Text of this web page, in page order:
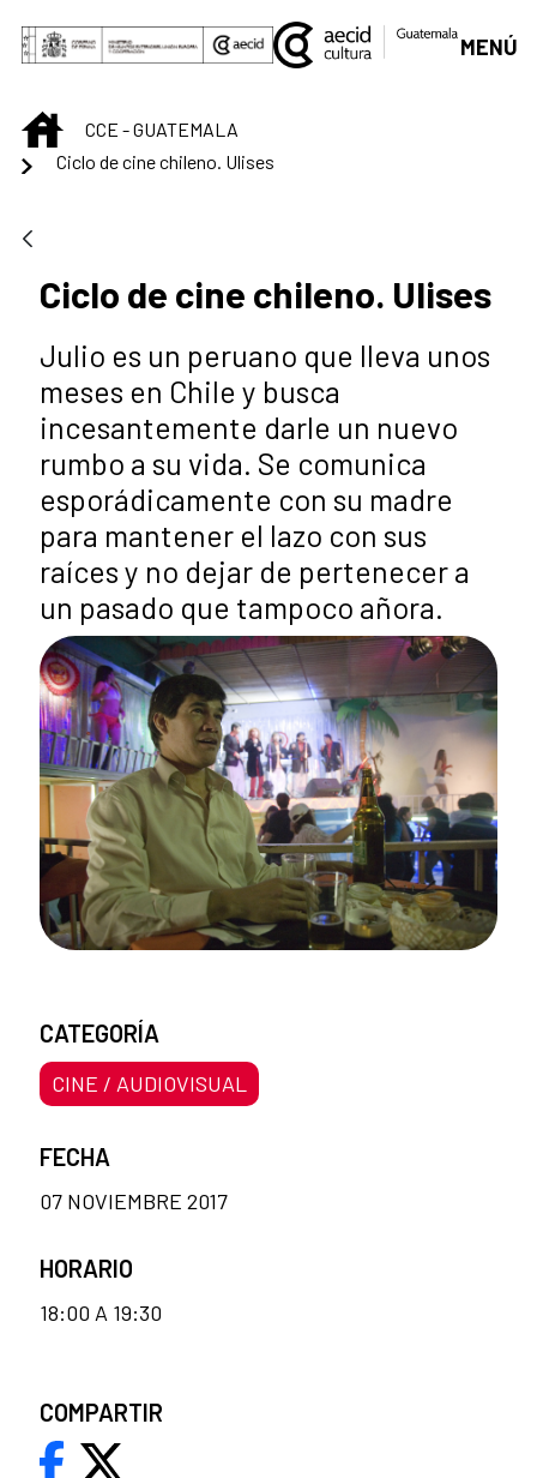
Saltar al contenido principal
MENÚ
INICIOCCE - GUATEMALA
Ciclo de cine chileno. Ulises
Ciclo de cine chileno. Ulises
Julio es un peruano que lleva unos
meses en Chile y busca
incesantemente darle un nuevo
rumbo a su vida. Se comunica
esporádicamente con su madre
para mantener el lazo con sus
raíces y no dejar de pertenecer a
un pasado que tampoco añora.
CATEGORÍA
CINE / AUDIOVISUAL
FECHA
07 NOVIEMBRE 2017
HORARIO
18:00 A 19:30
COMPARTIR